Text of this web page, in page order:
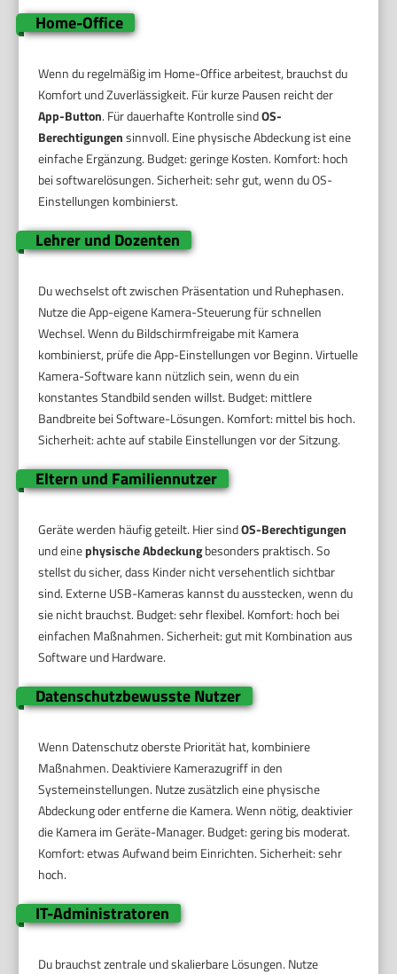
Home-Office
Wenn du regelmäßig im Home-Office arbeitest, brauchst du
Komfort und Zuverlässigkeit. Für kurze Pausen reicht der
App-Button. Für dauerhafte Kontrolle sindOS-
Berechtigungensinnvoll. Eine physische Abdeckung ist eine
einfache Ergänzung. Budget: geringe Kosten. Komfort: hoch
bei softwarelösungen. Sicherheit: sehr gut, wenn du OS-
Einstellungen kombinierst.
Lehrer und Dozenten
Du wechselst oft zwischen Präsentation und Ruhephasen.
Nutze die App-eigene Kamera-Steuerung für schnellen
Wechsel. Wenn du Bildschirmfreigabe mit Kamera
kombinierst, prüfe die App-Einstellungen vor Beginn. Virtuelle
Kamera-Software kann nützlich sein, wenn du ein
konstantes Standbild senden willst. Budget: mittlere
Bandbreite bei Software-Lösungen. Komfort: mittel bis hoch.
Sicherheit: achte auf stabile Einstellungen vor der Sitzung.
Eltern und Familiennutzer
Geräte werden häufig geteilt. Hier sindOS-Berechtigungen
und einephysische Abdeckungbesonders praktisch. So
stellst du sicher, dass Kinder nicht versehentlich sichtbar
sind. Externe USB-Kameras kannst du ausstecken, wenn du
sie nicht brauchst. Budget: sehr flexibel. Komfort: hoch bei
einfachen Maßnahmen. Sicherheit: gut mit Kombination aus
Software und Hardware.
Datenschutzbewusste Nutzer
Wenn Datenschutz oberste Priorität hat, kombiniere
Maßnahmen. Deaktiviere Kamerazugriff in den
Systemeinstellungen. Nutze zusätzlich eine physische
Abdeckung oder entferne die Kamera. Wenn nötig, deaktivier
die Kamera im Geräte-Manager. Budget: gering bis moderat.
Komfort: etwas Aufwand beim Einrichten. Sicherheit: sehr
hoch.
IT-Administratoren
Du brauchst zentrale und skalierbare Lösungen. Nutze